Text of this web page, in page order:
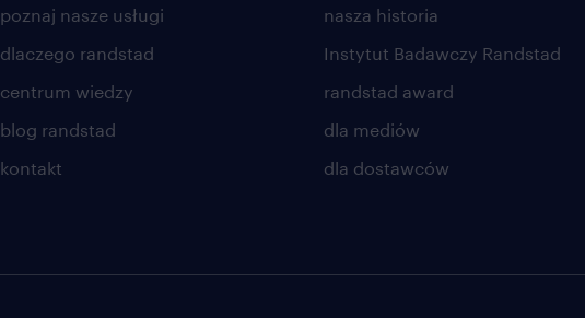
poznaj nasze usługi
dlaczego randstad
centrum wiedzy
blog randstad
kontakt
nasza historia
Instytut Badawczy Randstad
randstad award
dla mediów
dla dostawców